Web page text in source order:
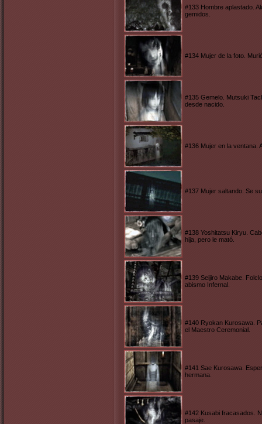
#133 Hombre aplastado.
gemidos.
#134 Mujer de la foto.
#135 Gemelo. Mutsuki
desde nacido.
#136 Mujer en la ventana.
#137 Mujer saltando. Se
#138 Yoshitatsu Kiryu.
hija, pero le mató.
#139 Seijiro Makabe.
abismo Infernal.
#140 Ryokan Kurosawa.
el Maestro Ceremonial.
#141 Sae Kurosawa.
hermana.
#142 Kusabi fracasados.
pasaje.